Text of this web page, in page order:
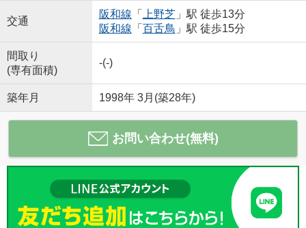
交通
阪和線 「 上野芝」駅 徒歩13分
阪和線 「 百舌鳥 」駅 徒歩15分
間取り
(専有面積)
-(-)
築年月 1998年 3月(築28年)
お問い合わせ(無料)